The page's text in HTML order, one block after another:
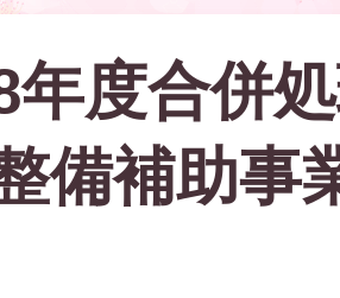
年度合併
備補助事